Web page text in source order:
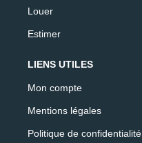
Louer
Estimer
LIENS UTILES
Mon compte
Mentions légales
Politique de confidentialité